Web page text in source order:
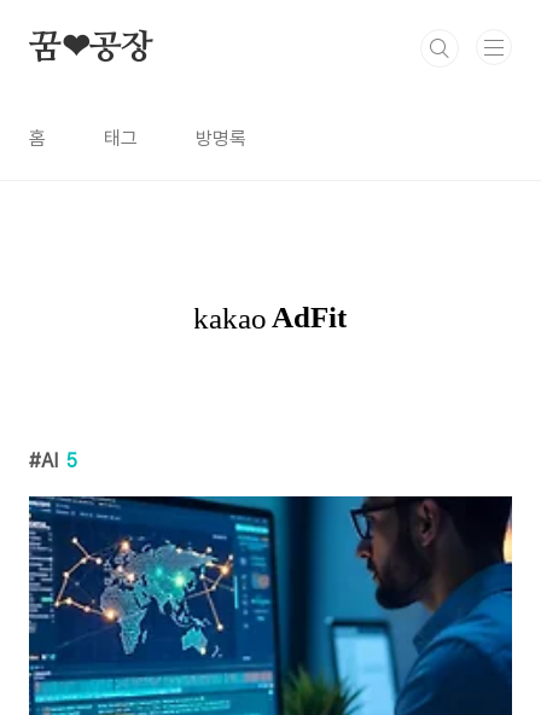
꿈❤공장
홈 태그 방명록
AI 5